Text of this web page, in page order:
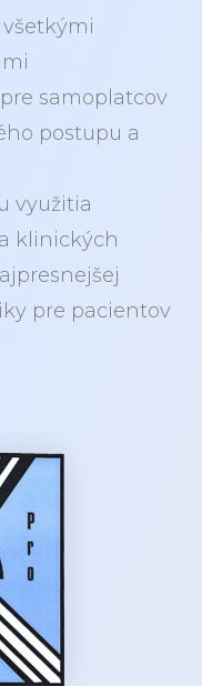
samoplatcov
postupu a
využitia
klinických
pre pacientov